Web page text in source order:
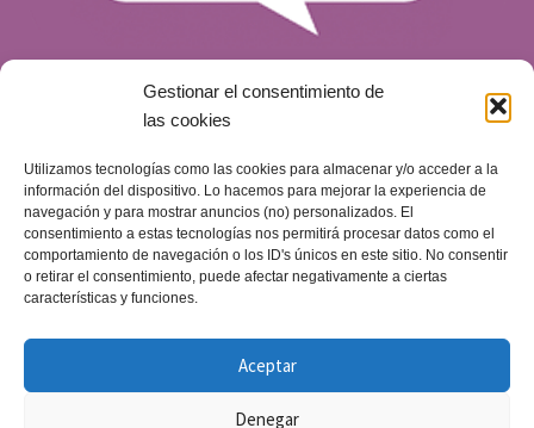
Gestionar el consentimiento de
las cookies
Utilizamos tecnologías como las cookies para almacenar y/o acceder a la
información del dispositivo. Lo hacemos para mejorar la experiencia de
navegación y para mostrar anuncios (no) personalizados. El
consentimiento a estas tecnologías nos permitirá procesar datos como el
comportamiento de navegación o los ID's únicos en este sitio. No consentir
o retirar el consentimiento, puede afectar negativamente a ciertas
características y funciones.
Aceptar
Denegar
¿Qué es WooCommerce y por qué es una
opción para tu tienda online?
14 de mayo de 2024 Blog